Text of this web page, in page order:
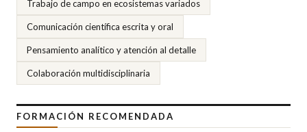
Trabajo de campo en ecosistemas variados
Comunicación científica escrita y oral
Pensamiento analítico y atención al detalle
Colaboración multidisciplinaria
FORMACIÓN RECOMENDADA